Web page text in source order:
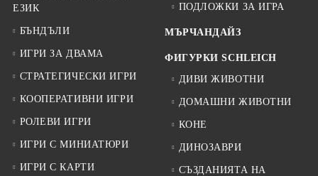
ЕЗИК
БЪНДЪЛИ
ИГРИ ЗА ДВАМА
СТРАТЕГИЧЕСКИ ИГРИ
КООПЕРАТИВНИ ИГРИ
РОЛЕВИ ИГРИ
ИГРИ С МИНИАТЮРИ
ИГРИ С КАРТИ
ПОДЛОЖКИ ЗА ИГРА
МЪРЧАНДАЙЗ
ФИГУРКИ SCHLEICH
ДИВИ ЖИВОТНИ
ДОМАШНИ ЖИВОТНИ
КОНЕ
ДИНОЗАВРИ
СЪЗДАНИЯТА НА